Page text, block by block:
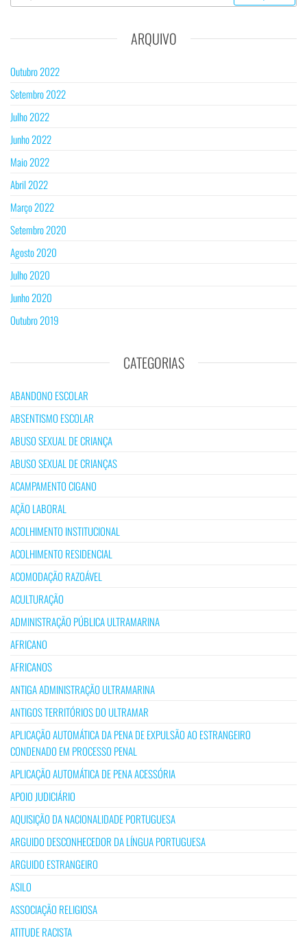
ARQUIVO
Outubro 2022
Setembro 2022
Julho 2022
Junho 2022
Maio 2022
Abril 2022
Março 2022
Setembro 2020
Agosto 2020
Julho 2020
Junho 2020
Outubro 2019
CATEGORIAS
ABANDONO ESCOLAR
ABSENTISMO ESCOLAR
ABUSO SEXUAL DE CRIANÇA
ABUSO SEXUAL DE CRIANÇAS
ACAMPAMENTO CIGANO
AÇÃO LABORAL
ACOLHIMENTO INSTITUCIONAL
ACOLHIMENTO RESIDENCIAL
ACOMODAÇÃO RAZOÁVEL
ACULTURAÇÃO
ADMINISTRAÇÃO PÚBLICA ULTRAMARINA
AFRICANO
AFRICANOS
ANTIGA ADMINISTRAÇÃO ULTRAMARINA
ANTIGOS TERRITÓRIOS DO ULTRAMAR
APLICAÇÃO AUTOMÁTICA DA PENA DE EXPULSÃO AO ESTRANGEIRO
CONDENADO EM PROCESSO PENAL
APLICAÇÃO AUTOMÁTICA DE PENA ACESSÓRIA
APOIO JUDICIÁRIO
AQUISIÇÃO DA NACIONALIDADE PORTUGUESA
ARGUIDO DESCONHECEDOR DA LÍNGUA PORTUGUESA
ARGUIDO ESTRANGEIRO
ASILO
ASSOCIAÇÃO RELIGIOSA
ATITUDE RACISTA